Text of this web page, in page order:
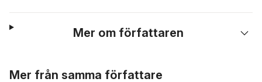
Mer om författaren
Mer från samma författare